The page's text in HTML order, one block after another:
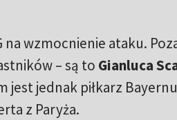
na wzmocnienie ataku.
– są to Gianluca
jednak piłkarz
z Paryża.